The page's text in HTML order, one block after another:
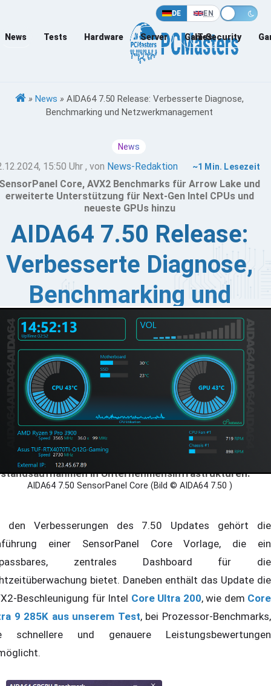
DE EN
News Tests Hardware Server Games
IT-Security
» News » AIDA64 7.50 Release: Verbesserte Diagnose,
Benchmarking und Netzwerkmanagement
News
15:50 Uhr , von News-Redaktion ~1 Min. Lesezeit
Core, AVX2 Benchmarks für Arrow Lake und
erweiterte Unterstützung für Next-Gen Intel CPUs und
neueste GPUs hinzu
AIDA64 7.50 Release:
Verbesserte Diagnose,
Benchmarking und
Netzwerkmanagement
hat die neueste Version 7.50 seiner AIDA64
vorgestellt, die gezielte Lösungen für eine
von Nutzern bietet - von Heimanwendern bis hin
IT-Experten und Netzwerkadministratoren. Zu den neu
Versionen gehören AIDA64 Extreme für
Diagnosen und Benchmarking, AIDA64
für IT-Techniker in Unternehmen, AIDA64
für rationalisiertes Netzwerkmanagement und
Network Audit für umfassende
in Unternehmensinfrastrukturen.
AIDA64 7.50 SensorPanel Core (Bild © AIDA64 7.50 )
den Verbesserungen des 7.50 Updates gehört die
einer SensorPanel Core Vorlage, die ein
zentrales Dashboard für die
bietet. Daneben enthält das Update die
Beschleunigung für Intel Core Ultra 200, wie dem Core
9 285K aus unserem Test, bei Prozessor-Benchmarks,
schnellere und genauere Leistungsbewertungen